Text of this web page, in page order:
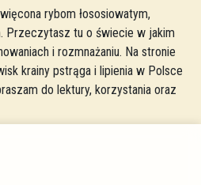
rybom łososiowatym,
Przeczytasz tu o świecie w jakim
i rozmnażaniu. Na stronie
krainy pstrąga i lipienia w Polsce
do lektury, korzystania oraz